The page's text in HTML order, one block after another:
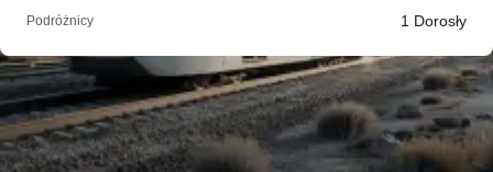
Podróżnicy 1 Dorosły